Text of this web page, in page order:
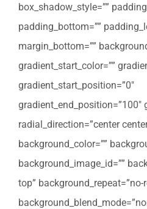
box_shadow_style=””
padding_bottom=””
margin_bottom=””
gradient_start_color=””
gradient_start_position=”0″
gradient_end_position=”100″
radial_direction=”center
background_color=””
background_image_id=””
top” background_repeat=”no-